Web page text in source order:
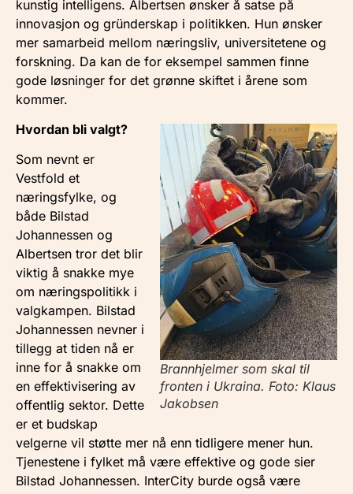
kunstig intelligens. Albertsen ønsker å satse på
innovasjon og gründerskap i politikken. Hun ønsker
mer samarbeid mellom næringsliv, universitetene og
forskning. Da kan de for eksempel sammen finne
gode løsninger for det grønne skiftet i årene som
kommer.
Brannhjelmer som skal til
fronten i Ukraina. Foto: Klaus
Jakobsen
Hvordan bli valgt?
Som nevnt er
Vestfold et
næringsfylke, og
både Bilstad
Johannessen og
Albertsen tror det blir
viktig å snakke mye
om næringspolitikk i
valgkampen. Bilstad
Johannessen nevner i
tillegg at tiden nå er
inne for å snakke om
en effektivisering av
offentlig sektor. Dette
er et budskap
velgerne vil støtte mer nå enn tidligere mener hun.
Tjenestene i fylket må være effektive og gode sier
Bilstad Johannessen. InterCity burde også være